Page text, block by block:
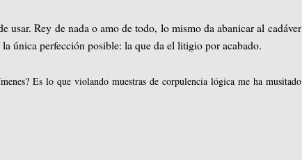
Rey de nada o amo de todo, lo mismo da abanicar al cadáver
única perfección posible: la que da el litigio por acabado.
Es lo que violando muestras de corpulencia lógica me ha musitado